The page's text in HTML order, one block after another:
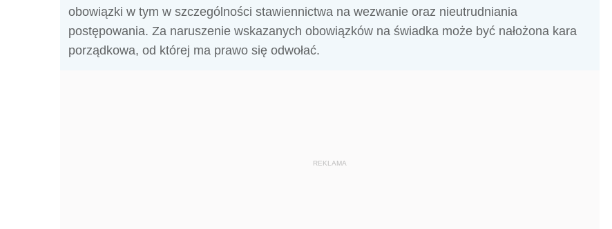
obowiązki w tym w szczególności stawiennictwa na wezwanie oraz nieutrudniania
postępowania. Za naruszenie wskazanych obowiązków na świadka może być nałożona kara
porządkowa, od której ma prawo się odwołać.
REKLAMA